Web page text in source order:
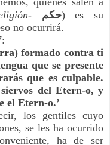
حكم) es su
no ocurrirá.
formado contra ti
que se presente
que es culpable.
del Etern-o, y
el Etern-o.’
los gentiles cuyo
se les ha ocurrido
ha de ser